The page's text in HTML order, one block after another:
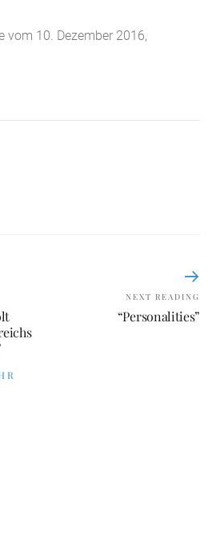
vom 10. Dezember 2016,
NEXT READING
“Personalities”